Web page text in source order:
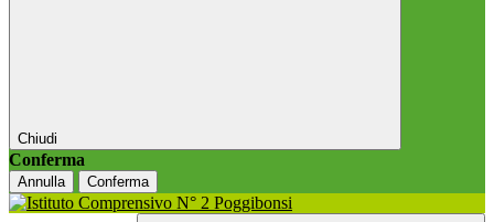
Chiudi
Conferma
Annulla Conferma